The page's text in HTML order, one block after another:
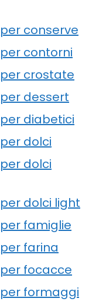
conserve
contorni
crostate
dessert
diabetici
dolci
dolci
dolci light
famiglie
farina
focacce
formaggi